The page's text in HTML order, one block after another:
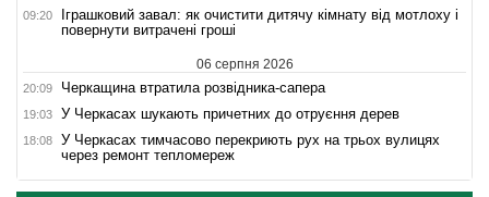
09:20
Іграшковий завал: як очистити дитячу кімнату від мотлоху і
повернути витрачені гроші
06 серпня 2026
20:09 Черкащина втратила розвідника-сапера
19:03 У Черкасах шукають причетних до отруєння дерев
18:08
У Черкасах тимчасово перекриють рух на трьох вулицях
через ремонт тепломереж